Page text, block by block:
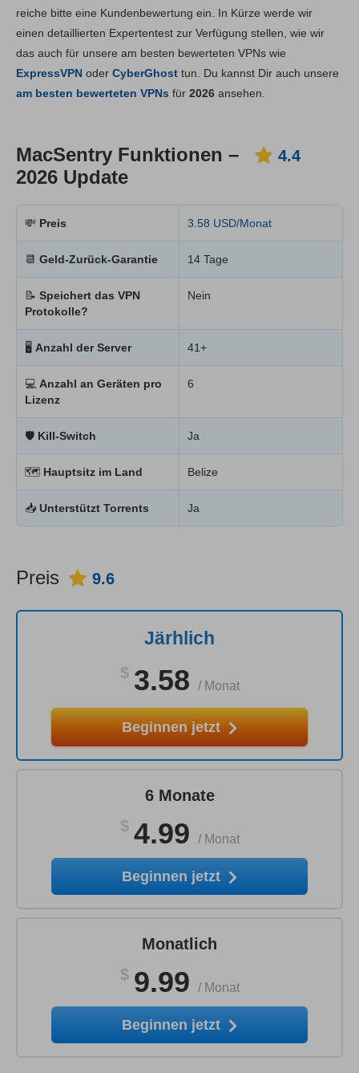
Installation und Apps 6.0
Zuverlässigkeit & Support 6.3
reiche bitte eine Kundenbewertung ein. In Kürze werde wir
einen detaillierten Expertentest zur Verfügung stellen, wie wir
das auch für unsere am besten bewerteten VPNs wie
ExpressVPN oder CyberGhost tun. Du kannst Dir auch unsere
am besten bewerteten VPNs für 2026 ansehen.
MacSentry Funktionen –
2026 Update
4.4
💸 Preis 3.58 USD/Monat
📆 Geld-Zurück-Garantie 14 Tage
📝 Speichert das VPN
Protokolle?
Nein
🖥 Anzahl der Server 41+
💻 Anzahl an Geräten pro
Lizenz
6
🛡 Kill-Switch Ja
🗺 Hauptsitz im Land Belize
📥 Unterstützt Torrents Ja
Preis 9.6
Järhlich
$ 3.58 / Monat
Beginnen jetzt
6 Monate
$ 4.99 / Monat
Beginnen jetzt
Monatlich
$ 9.99 / Monat
Beginnen jetzt